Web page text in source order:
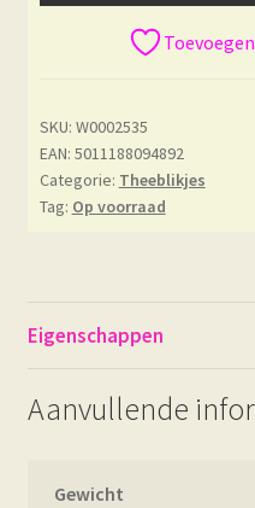
SKU: W0002535
EAN: 5011188094892
Categorie: Theeblikjes
Tag: Op voorraad
Eigenschappen
Aanvullende
Gewicht